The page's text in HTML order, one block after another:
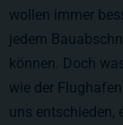
wollen immer
jedem
können. Doch
wie der
uns entschieden,